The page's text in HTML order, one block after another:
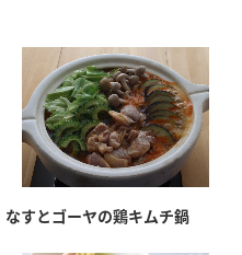
なすとゴーヤの鶏キムチ鍋